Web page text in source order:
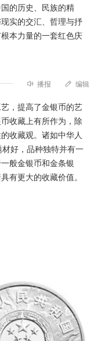
的历史、民族的精
实的交汇、哲理与抒
本力量的一套红色庆
播报 编辑
，提高了金银币的艺
收藏上有所作为，除
收藏观。诸如中华人
好，品种独特并有一
般金银币和金条银
有更大的收藏价值。